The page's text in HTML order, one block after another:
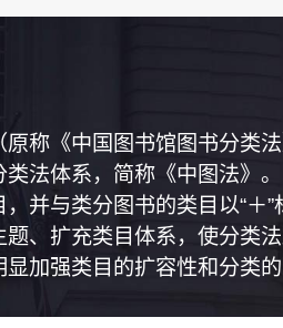
原称《中国图书馆图书分类
类法体系，简称《中图法》
并与类分图书的类目以“
、扩充类目体系，使分类
加强类目的扩容性和分类的